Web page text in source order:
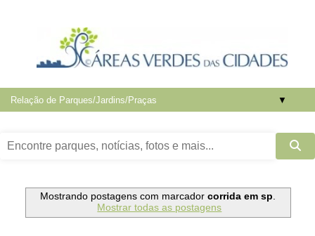
▼
Mostrando postagens com marcador corrida em sp.
Mostrar todas as postagens